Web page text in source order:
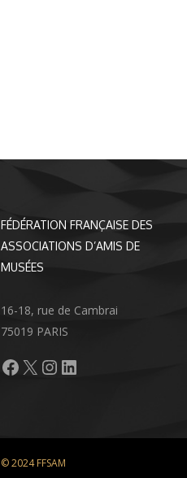
FÉDÉRATION FRANÇAISE DES
ASSOCIATIONS D’AMIS DE
MUSÉES
16-18, rue de Cambrai
75019 PARIS
Facebook
X Instagram
LinkedIn
© 2024 FFSAM